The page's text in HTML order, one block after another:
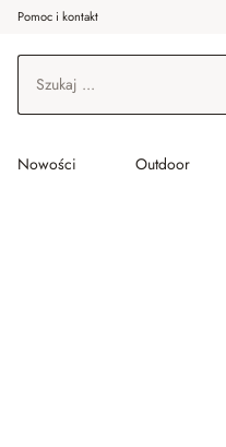
do wątku głównego
Przejdź do wyszukiwania
Przejdź do głównej nawigacji
Pomoc i kontakt
Nowości Outdoor